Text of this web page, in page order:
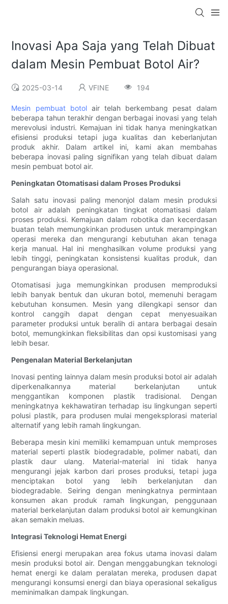
Inovasi Apa Saja yang Telah Dibuat
dalam Mesin Pembuat Botol Air?
2025-03-14 VFINE 194
Mesin pembuat botolair telah berkembang pesat dalam
beberapa tahun terakhir dengan berbagai inovasi yang telah
merevolusi industri. Kemajuan ini tidak hanya meningkatkan
efisiensi produksi tetapi juga kualitas dan keberlanjutan
produk akhir. Dalam artikel ini, kami akan membahas
beberapa inovasi paling signifikan yang telah dibuat dalam
mesin pembuat botol air.
Peningkatan Otomatisasi dalam Proses Produksi
Salah satu inovasi paling menonjol dalam mesin produksi
botol air adalah peningkatan tingkat otomatisasi dalam
proses produksi. Kemajuan dalam robotika dan kecerdasan
buatan telah memungkinkan produsen untuk merampingkan
operasi mereka dan mengurangi kebutuhan akan tenaga
kerja manual. Hal ini menghasilkan volume produksi yang
lebih tinggi, peningkatan konsistensi kualitas produk, dan
pengurangan biaya operasional.
Otomatisasi juga memungkinkan produsen memproduksi
lebih banyak bentuk dan ukuran botol, memenuhi beragam
kebutuhan konsumen. Mesin yang dilengkapi sensor dan
kontrol canggih dapat dengan cepat menyesuaikan
parameter produksi untuk beralih di antara berbagai desain
botol, memungkinkan fleksibilitas dan opsi kustomisasi yang
lebih besar.
Pengenalan Material Berkelanjutan
Inovasi penting lainnya dalam mesin produksi botol air adalah
diperkenalkannya material berkelanjutan untuk
menggantikan komponen plastik tradisional. Dengan
meningkatnya kekhawatiran terhadap isu lingkungan seperti
polusi plastik, para produsen mulai mengeksplorasi material
alternatif yang lebih ramah lingkungan.
Beberapa mesin kini memiliki kemampuan untuk memproses
material seperti plastik biodegradable, polimer nabati, dan
plastik daur ulang. Material-material ini tidak hanya
mengurangi jejak karbon dari proses produksi, tetapi juga
menciptakan botol yang lebih berkelanjutan dan
biodegradable. Seiring dengan meningkatnya permintaan
konsumen akan produk ramah lingkungan, penggunaan
material berkelanjutan dalam produksi botol air kemungkinan
akan semakin meluas.
Integrasi Teknologi Hemat Energi
Efisiensi energi merupakan area fokus utama inovasi dalam
mesin produksi botol air. Dengan menggabungkan teknologi
hemat energi ke dalam peralatan mereka, produsen dapat
mengurangi konsumsi energi dan biaya operasional sekaligus
meminimalkan dampak lingkungan.